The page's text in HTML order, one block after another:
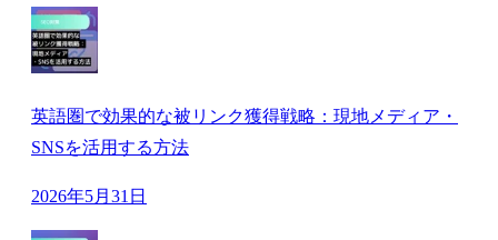
英語圏で効果的な被リンク獲得戦略：現地メディア・
SNSを活用する方法
2026年5月31日